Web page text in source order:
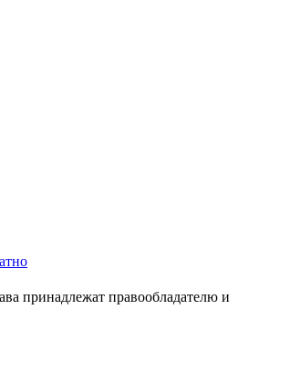
принадлежат правообладателю и